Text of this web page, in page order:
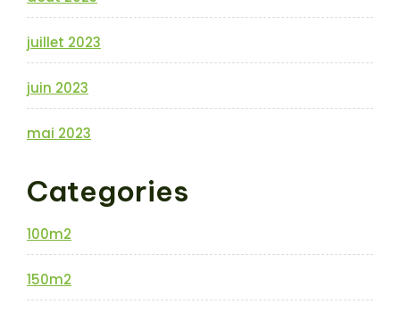
juillet 2023
juin 2023
mai 2023
Categories
100m2
150m2